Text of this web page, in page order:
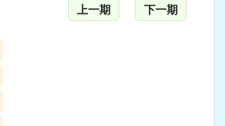
上一期
下一期